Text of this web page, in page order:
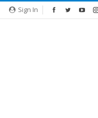
Sign In